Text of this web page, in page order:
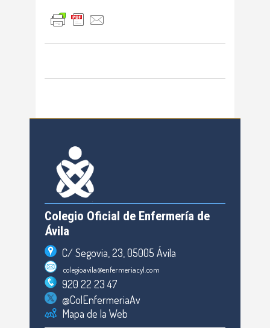
Colegio Oficial de Enfermería de
Ávila
C/ Segovia, 23, 05005 Ávila
colegioavila@enfermeriacyl.com
920 22 23 47
@ColEnfermeriaAv
Mapa de la Web